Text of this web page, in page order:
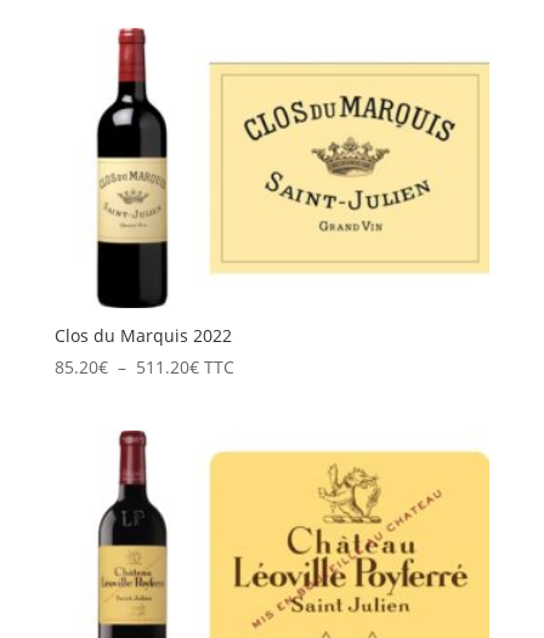
Clos du Marquis 2022
85.20€ – 511.20€Plage
85.20€
TTC